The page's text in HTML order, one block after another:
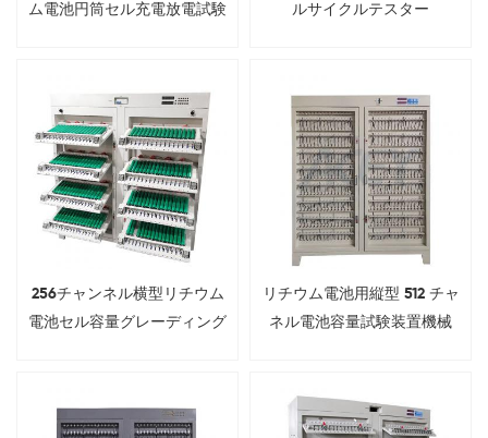
ム電池円筒セル充電放電試験
ルサイクルテスター
256チャンネル横型リチウム
電池セル容量グレーディング
リチウム電池用縦型 512 チャ
ネル電池容量試験装置機械